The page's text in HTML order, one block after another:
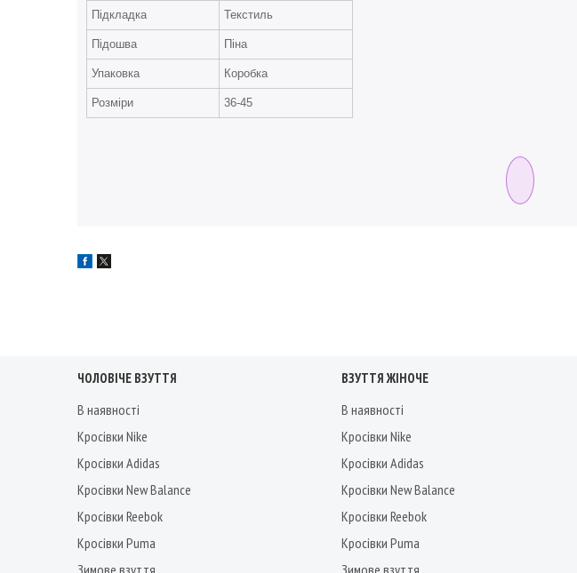
Підкладка Текстиль
Підошва Піна
Упаковка Коробка
Розміри 36-45
ЧОЛОВІЧЕ ВЗУТТЯ
В наявності
Кросівки Nike
Кросівки Adidas
Кросівки New Balance
Кросівки Reebok
Кросівки Puma
Зимове взуття
ВЗУТТЯ ЖІНОЧЕ
В наявності
Кросівки Nike
Кросівки Adidas
Кросівки New Balance
Кросівки Reebok
Кросівки Puma
Зимове взуття